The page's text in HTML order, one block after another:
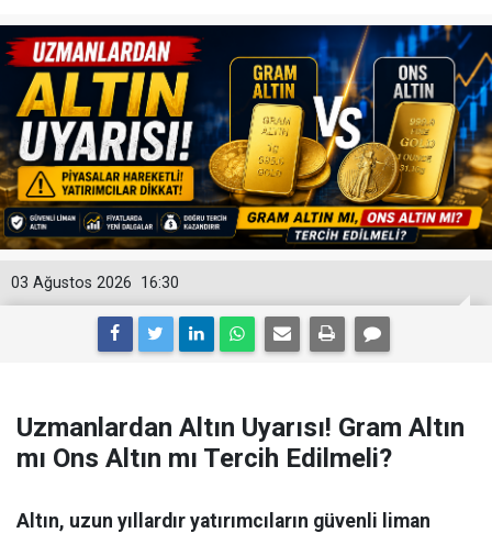
16:30
03 Ağustos 2026
Uzmanlardan Altın Uyarısı! Gram Altın
mı Ons Altın mı Tercih Edilmeli?
Altın, uzun yıllardır yatırımcıların güvenli liman